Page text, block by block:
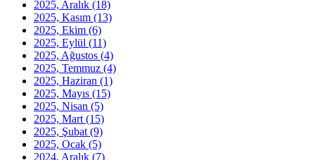
2025, Aralık (18)
2025, Kasım (13)
2025, Ekim (6)
2025, Eylül (11)
2025, Ağustos (4)
2025, Temmuz (4)
2025, Haziran (1)
2025, Mayıs (15)
2025, Nisan (5)
2025, Mart (15)
2025, Şubat (9)
2025, Ocak (5)
2024, Aralık (7)